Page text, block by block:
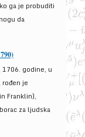
ga je probuditi
da
1706. godine, u
rođen je
Franklin),
za ljudska